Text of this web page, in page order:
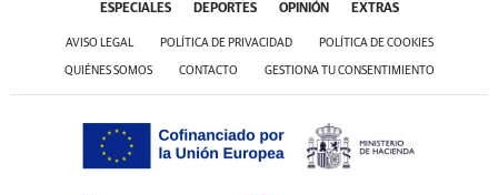
ESPECIALES DEPORTES OPINIÓN EXTRAS
AVISO LEGAL POLÍTICA DE PRIVACIDAD POLÍTICA DE COOKIES
QUIÉNES SOMOS CONTACTO GESTIONA TU CONSENTIMIENTO